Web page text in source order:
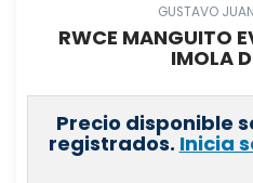
GUSTAVO
RWCE MANGUITO
IMOLA
Precio disponible
registrados. Inicia